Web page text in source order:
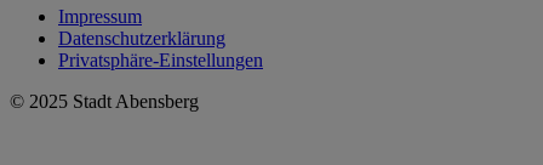
Impressum
Datenschutzerklärung
Privatsphäre-Einstellungen
© 2025 Stadt Abensberg